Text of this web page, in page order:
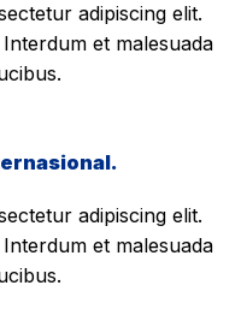
adipiscing elit.
et malesuada
adipiscing elit.
et malesuada